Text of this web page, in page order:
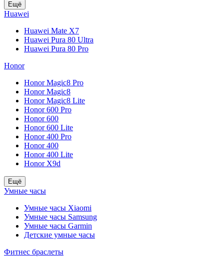
Ещё
Huawei
Huawei Mate X7
Huawei Pura 80 Ultra
Huawei Pura 80 Pro
Honor
Honor Magic8 Pro
Honor Magic8
Honor Magic8 Lite
Honor 600 Pro
Honor 600
Honor 600 Lite
Honor 400 Pro
Honor 400
Honor 400 Lite
Honor X9d
Ещё
Умные часы
Умные часы Xiaomi
Умные часы Samsung
Умные часы Garmin
Детские умные часы
Фитнес браслеты